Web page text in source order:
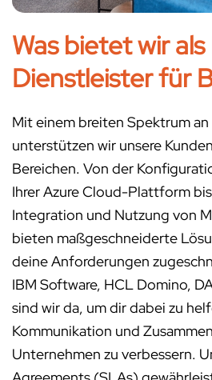
Was bietet wir
Dienstleister für
Mit einem breiten Spektrum
unterstützen wir unsere
Bereichen. Von der
Ihrer Azure Cloud-Plattform
Integration und Nutzung von
bieten maßgeschneiderte
deine Anforderungen
IBM Software, HCL Domino,
sind wir da, um dir dabei zu
Kommunikation und
Unternehmen zu verbessern.